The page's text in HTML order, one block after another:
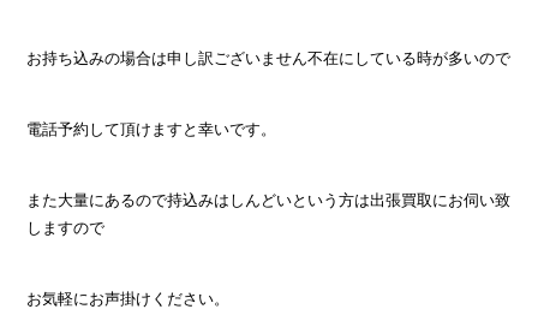
お持ち込みの場合は申し訳ございません不在にしている時が多いので
電話予約して頂けますと幸いです。
また大量にあるので持込みはしんどいという方は出張買取にお伺い致
しますので
お気軽にお声掛けください。